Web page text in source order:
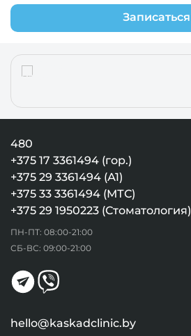
Записаться
480
+375 17 3361494 (гор.)
+375 29 3361494 (А1)
+375 33 3361494 (МТС)
+375 29 1950223 (Стоматология)
ПН-ПТ: 08:00-21:00
СБ-ВС: 09:00-21:00
hello@kaskadclinic.by